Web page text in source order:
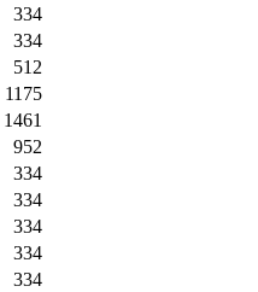
334
334
512
1175
1461
952
334
334
334
334
334